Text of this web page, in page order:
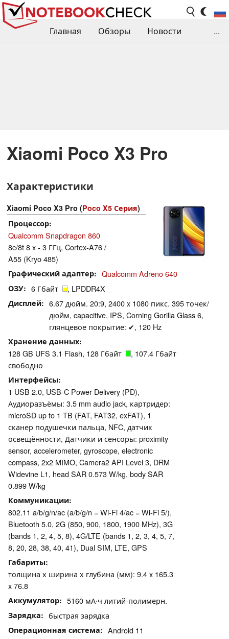
Главная Обзоры
Новости
...
Xiaomi Poco X3 Pro
Характеристики
Xiaomi Poco X3 Pro (Poco X5 Серия)
Процессор
Qualcomm Snapdragon 860
8c/8t 8 x - 3 ГГц, Cortex-A76 /
A55 (Kryo 485)
Графический адаптер Qualcomm Adreno 640
ОЗУ 6 Гбайт , LPDDR4X
Дисплей
6.67 дюйм. 20:9, 2400 x 1080 пикс. 395 точек/
дюйм, capacitive, IPS, Corning Gorilla Glass 6,
глянцевое покрытие: ✔, 120 Hz
Хранение данных
128 GB UFS 3.1 Flash, 128 Гбайт
, 107.4 Гбайт
свободно
Интерфейсы
1 USB 2.0, USB-C Power Delivery (PD),
Аудиоразъёмы: 3.5 mm audio jack, картридер:
microSD up to 1 TB (FAT, FAT32, exFAT), 1
сканер подушечки пальца, NFC, датчик
освещённости, Датчики и сенсоры: proximity
sensor, accelerometer, gyroscope, electronic
compass, 2x2 MIMO, Camera2 API Level 3, DRM
Widevine L1, head SAR 0.573 W/kg, body SAR
0.899 W/kg
Коммуникации
802.11 a/b/g/n/ac (a/b/g/n = Wi-Fi 4/ac = Wi-Fi 5/),
Bluetooth 5.0, 2G (850, 900, 1800, 1900 MHz), 3G
(bands 1, 2, 4, 5, 8), 4G/LTE (bands 1, 2, 3, 4, 5, 7,
8, 20, 28, 38, 40, 41), Dual SIM, LTE, GPS
Габариты
толщина х ширина х глубина (мм): 9.4 x 165.3
x 76.8
Аккумулятор 5160 мА⋅ч литий-полимерн.
Зарядка быстрая зарядка
Операционная система Android 11